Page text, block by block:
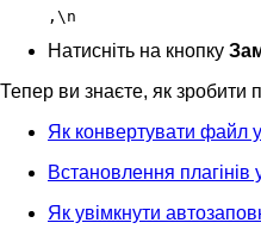
,\n
Натисніть на кнопку
Тепер ви знаєте, як зробити
Як конвертувати файл
Встановлення
Як увімкнути